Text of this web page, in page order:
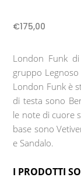
€175,00
London Funk
gruppo
London Funkè
di testa sono
le note di cuore
base sono
e Sandalo.
I PRODOTTI